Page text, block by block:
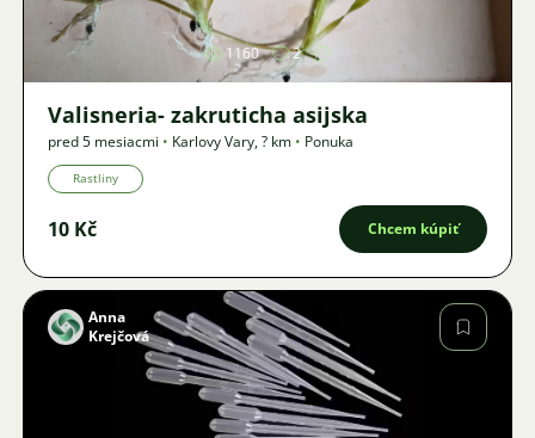
1160 2
Valisneria- zakruticha asijska
pred 5 mesiacmi • Karlovy Vary,? km • Ponuka
Rastliny
10 Kč Chcem kúpiť
Obrázok
Anna
Krejčová